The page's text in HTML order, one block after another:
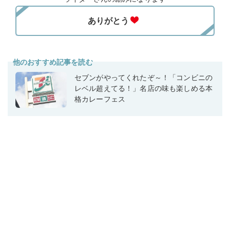
他のおすすめ記事を読む
セブンがやってくれたぞ～！「コンビニの
レベル超えてる！」名店の味も楽しめる本
格カレーフェス